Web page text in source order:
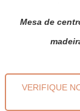
Mesa de
VERIFIQUE